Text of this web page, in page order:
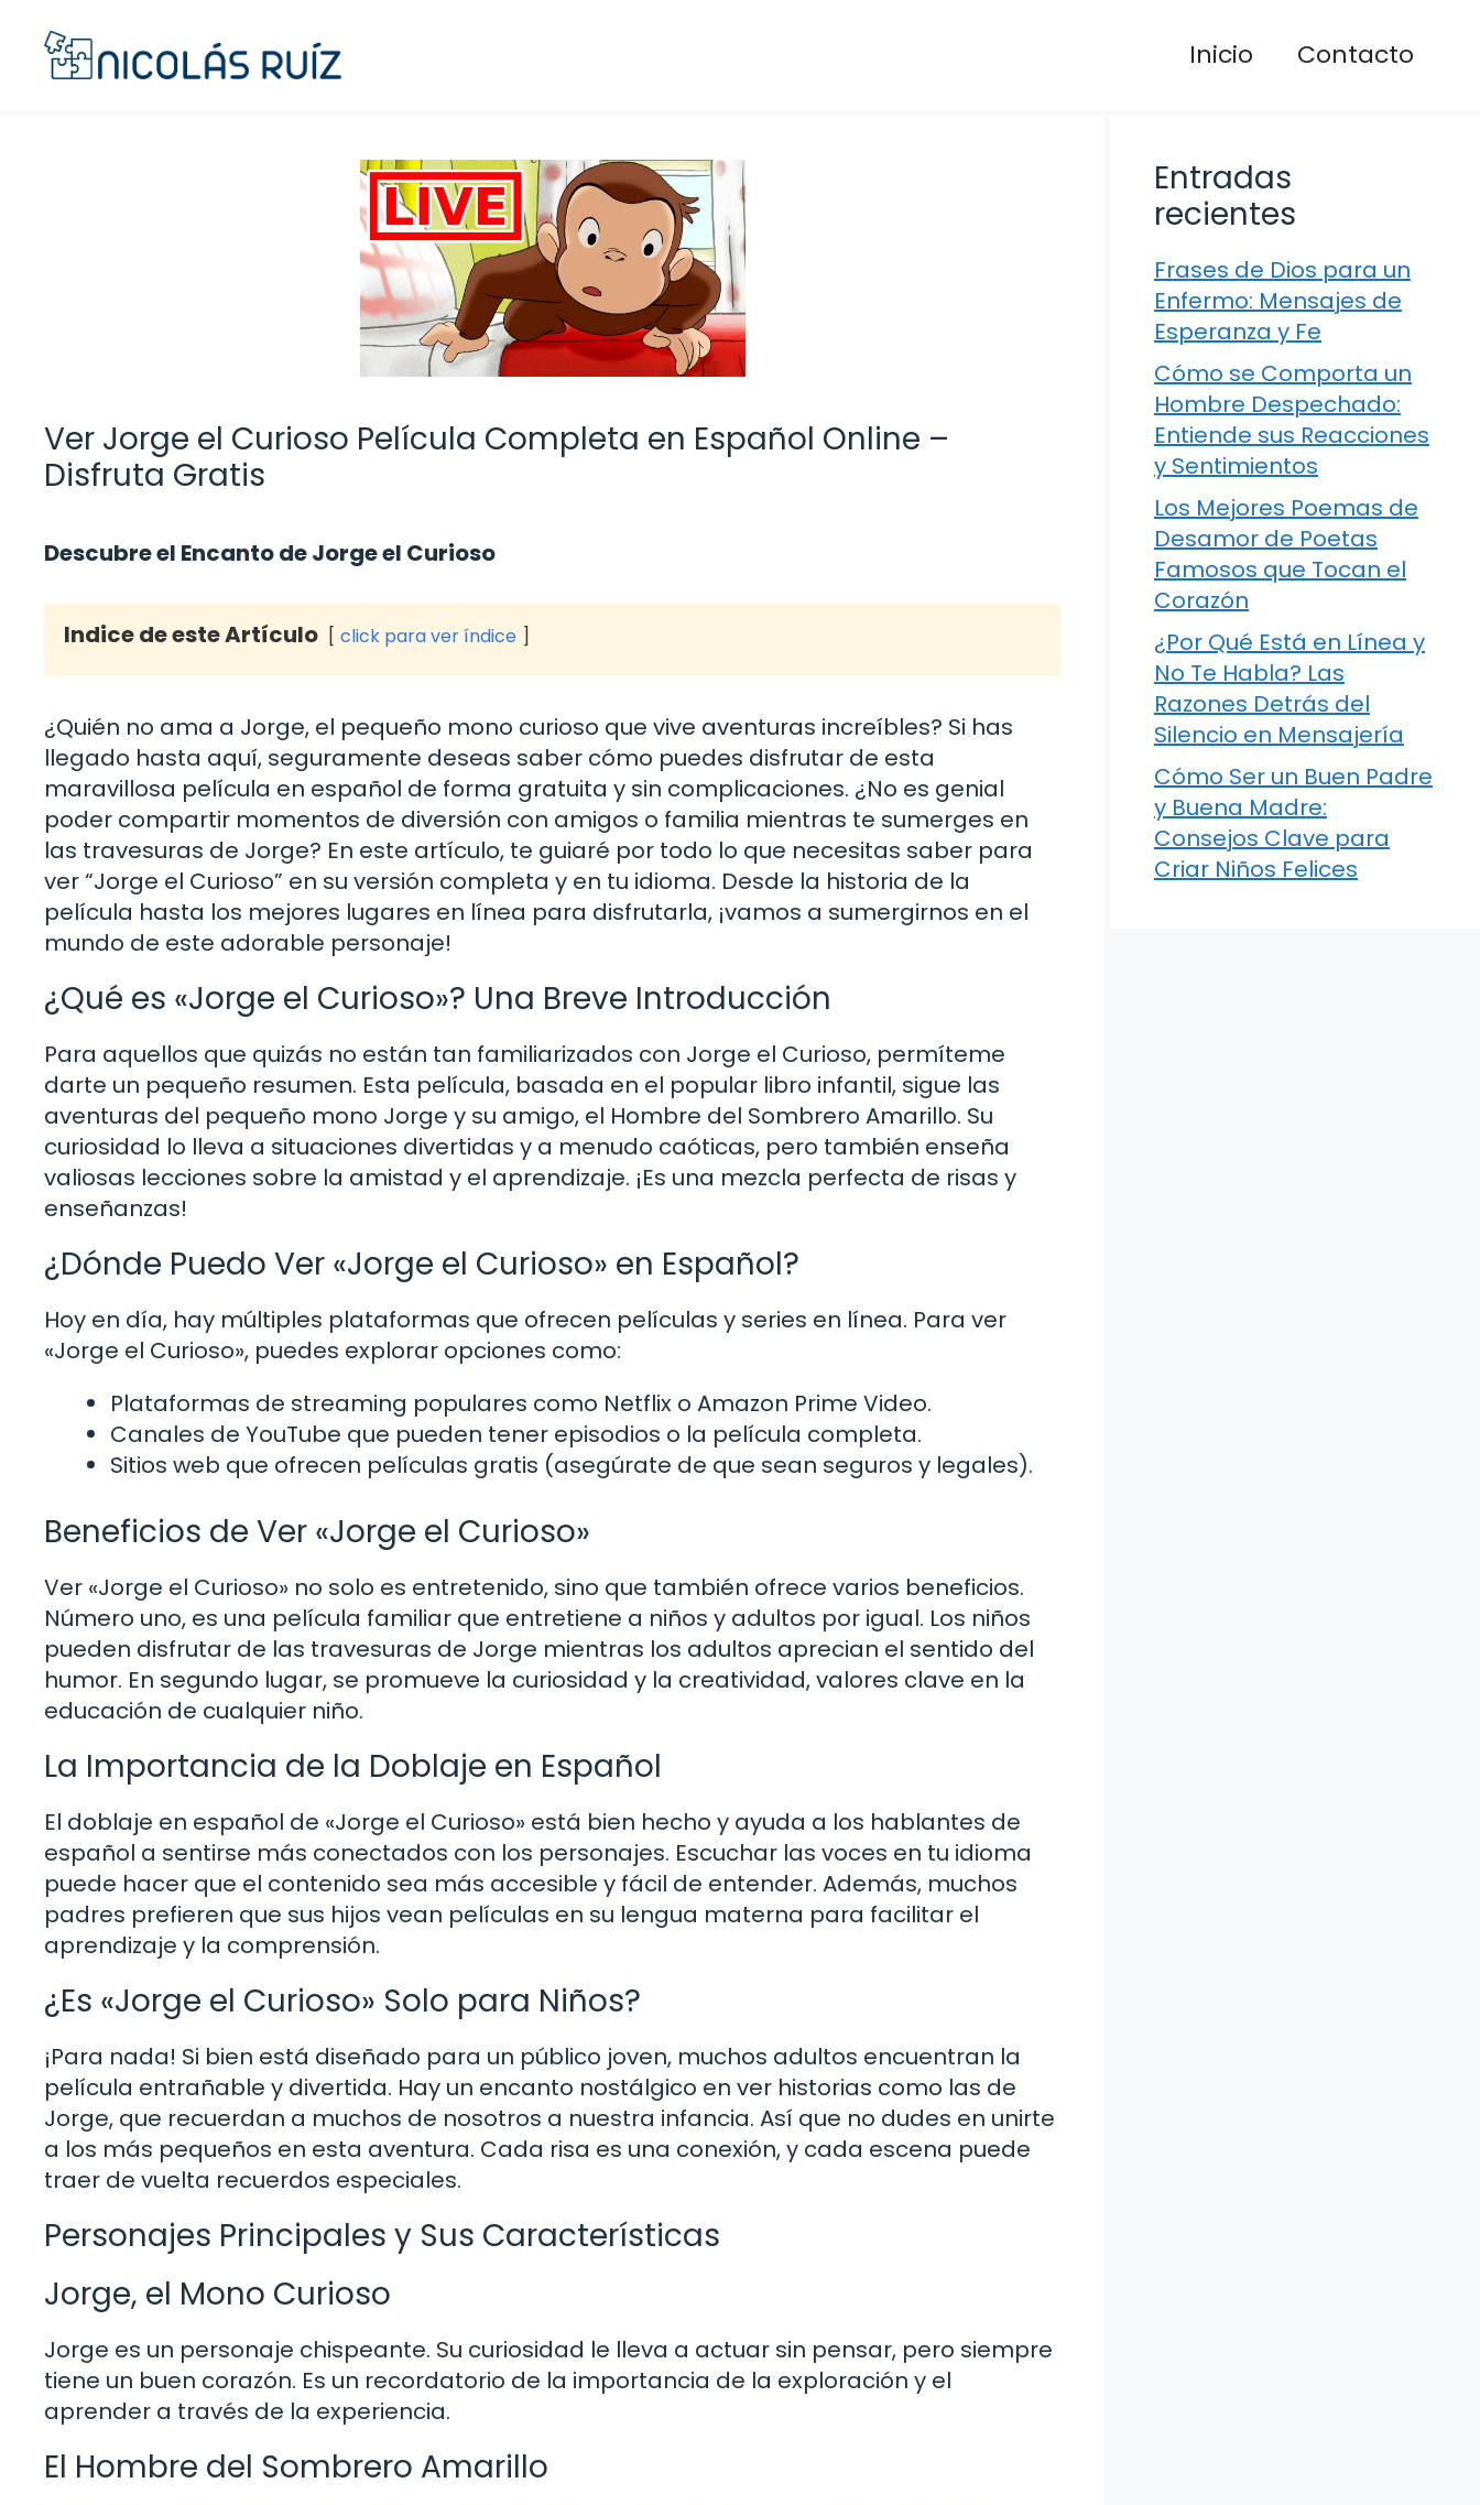
contenido
Inicio Contacto
Ver Jorge el Curioso Película Completa en Español Online –
Disfruta Gratis
Descubre el Encanto de Jorge el Curioso
Indice de este Artículo click para ver índice
¿Quién no ama a Jorge, el pequeño mono curioso que vive aventuras increíbles? Si has
llegado hasta aquí, seguramente deseas saber cómo puedes disfrutar de esta
maravillosa película en español de forma gratuita y sin complicaciones. ¿No es genial
poder compartir momentos de diversión con amigos o familia mientras te sumerges en
las travesuras de Jorge? En este artículo, te guiaré por todo lo que necesitas saber para
ver “Jorge el Curioso” en su versión completa y en tu idioma. Desde la historia de la
película hasta los mejores lugares en línea para disfrutarla, ¡vamos a sumergirnos en el
mundo de este adorable personaje!
¿Qué es «Jorge el Curioso»? Una Breve Introducción
Para aquellos que quizás no están tan familiarizados con Jorge el Curioso, permíteme
darte un pequeño resumen. Esta película, basada en el popular libro infantil, sigue las
aventuras del pequeño mono Jorge y su amigo, el Hombre del Sombrero Amarillo. Su
curiosidad lo lleva a situaciones divertidas y a menudo caóticas, pero también enseña
valiosas lecciones sobre la amistad y el aprendizaje. ¡Es una mezcla perfecta de risas y
enseñanzas!
¿Dónde Puedo Ver «Jorge el Curioso» en Español?
Hoy en día, hay múltiples plataformas que ofrecen películas y series en línea. Para ver
«Jorge el Curioso», puedes explorar opciones como:
Plataformas de streaming populares como Netflix o Amazon Prime Video.
Canales de YouTube que pueden tener episodios o la película completa.
Sitios web que ofrecen películas gratis (asegúrate de que sean seguros y legales).
Beneficios de Ver «Jorge el Curioso»
Ver «Jorge el Curioso» no solo es entretenido, sino que también ofrece varios beneficios.
Número uno, es una película familiar que entretiene a niños y adultos por igual. Los niños
pueden disfrutar de las travesuras de Jorge mientras los adultos aprecian el sentido del
humor. En segundo lugar, se promueve la curiosidad y la creatividad, valores clave en la
educación de cualquier niño.
La Importancia de la Doblaje en Español
El doblaje en español de «Jorge el Curioso» está bien hecho y ayuda a los hablantes de
español a sentirse más conectados con los personajes. Escuchar las voces en tu idioma
puede hacer que el contenido sea más accesible y fácil de entender. Además, muchos
padres prefieren que sus hijos vean películas en su lengua materna para facilitar el
aprendizaje y la comprensión.
¿Es «Jorge el Curioso» Solo para Niños?
¡Para nada! Si bien está diseñado para un público joven, muchos adultos encuentran la
película entrañable y divertida. Hay un encanto nostálgico en ver historias como las de
Jorge, que recuerdan a muchos de nosotros a nuestra infancia. Así que no dudes en unirte
a los más pequeños en esta aventura. Cada risa es una conexión, y cada escena puede
traer de vuelta recuerdos especiales.
Personajes Principales y Sus Características
Jorge, el Mono Curioso
Jorge es un personaje chispeante. Su curiosidad le lleva a actuar sin pensar, pero siempre
tiene un buen corazón. Es un recordatorio de la importancia de la exploración y el
aprender a través de la experiencia.
El Hombre del Sombrero Amarillo
Entradas
recientes
Frases de Dios para un
Enfermo: Mensajes de
Esperanza y Fe
Cómo se Comporta un
Hombre Despechado:
Entiende sus Reacciones
y Sentimientos
Los Mejores Poemas de
Desamor de Poetas
Famosos que Tocan el
Corazón
¿Por Qué Está en Línea y
No Te Habla? Las
Razones Detrás del
Silencio en Mensajería
Cómo Ser un Buen Padre
y Buena Madre:
Consejos Clave para
Criar Niños Felices